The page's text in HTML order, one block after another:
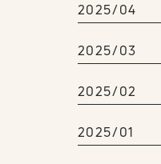
2025/04
2025/03
2025/02
2025/01